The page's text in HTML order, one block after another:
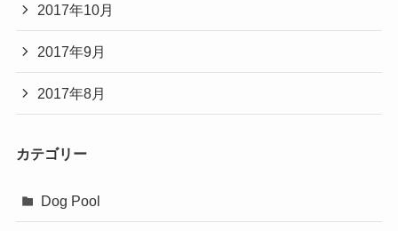
2017年10月
2017年9月
2017年8月
カテゴリー
Dog Pool